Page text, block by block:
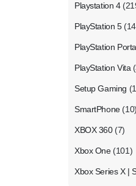
Playstation 4
PlayStation 5
PlayStation
PlayStation Vita
Setup Gaming
SmartPhone (10)
XBOX 360 (7)
Xbox One (101)
Xbox Series X |